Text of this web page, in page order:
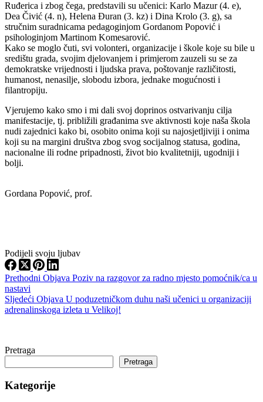
Ruđerica i zbog čega, predstavili su učenici: Karlo Mazur (4. e),
Dea Čivić (4. n), Helena Đuran (3. kz) i Dina Krolo (3. g), sa
stručnim suradnicama pedagoginjom Gordanom Popović i
psihologinjom Martinom Komesarović.
Kako se moglo čuti, svi volonteri, organizacije i škole koje su bile u
središtu grada, svojim djelovanjem i primjerom zauzeli su se za
demokratske vrijednosti i ljudska prava, poštovanje različitosti,
humanost, nenasilje, slobodu izbora, jednake mogućnosti i
filantropiju.
Vjerujemo kako smo i mi dali svoj doprinos ostvarivanju cilja
manifestacije, tj. približili građanima sve aktivnosti koje naša škola
nudi zajednici kako bi, osobito onima koji su najosjetljiviji i onima
koji su na margini društva zbog svog socijalnog statusa, godina,
nacionalne ili rodne pripadnosti, život bio kvalitetniji, ugodniji i
bolji.
Gordana Popović, prof.
Podijeli svoju ljubav
Prethodni Objava Poziv na razgovor za radno mjesto pomoćnik/ca u
nastavi
Sljedeći Objava U poduzetničkom duhu naši učenici u organizaciji
adrenalinskoga izleta u Velikoj!
Pretraga
Pretraga
Kategorije